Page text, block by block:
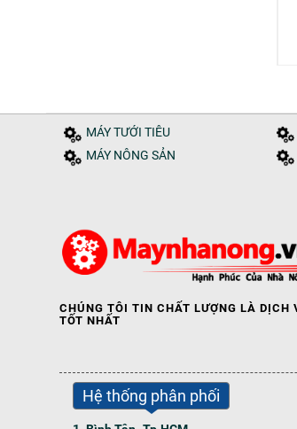
MÁY TƯỚI TIÊU
MÁY NÔNG SẢN
CHÚNG TÔI TIN CHẤT LƯỢNG LÀ DỊCH
TỐT NHẤT
Hệ thống phân phối